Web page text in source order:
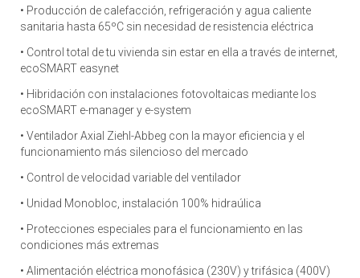
• Producción de calefacción, refrigeración y agua caliente
sanitaria hasta 65ºC sin necesidad de resistencia eléctrica
• Control total de tu vivienda sin estar en ella a través de internet,
ecoSMART easynet
• Hibridación con instalaciones fotovoltaicas mediante los
ecoSMART e-manager y e-system
• Ventilador Axial Ziehl-Abbeg con la mayor eficiencia y el
funcionamiento más silencioso del mercado
• Control de velocidad variable del ventilador
• Unidad Monobloc, instalación 100% hidraúlica
• Protecciones especiales para el funcionamiento en las
condiciones más extremas
• Alimentación eléctrica monofásica (230V) y trifásica (400V)